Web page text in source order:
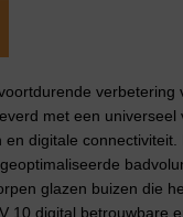
verbetering
met een universeel
digitale
glazen buizen die
10 digital betrouwbare